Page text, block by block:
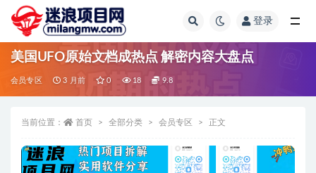
登录
美国UFO原始文档成热点 解密内容大盘点
会员专区 3 月前 0 18 9.8
当前位置： 首页 全部分类 会员专区 正文
全部